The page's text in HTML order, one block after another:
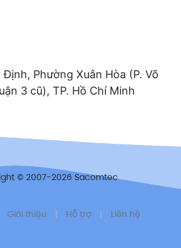
Phường Xuân Hòa (P. Võ
3 cũ), TP. Hồ Chí Minh
© 2007-2026 Sacomtec
Giới thiệu | Hỗ trợ | Liên hệ